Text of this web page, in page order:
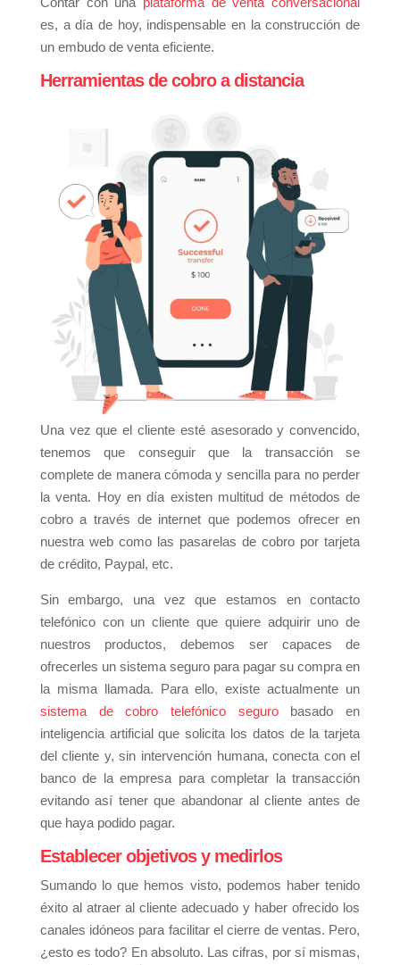
es, a día de hoy, indispensable en la construcción de
un embudo de venta eficiente.
Herramientas de cobro a distancia
Una vez que el cliente esté asesorado y convencido,
tenemos que conseguir que la transacción se
complete de manera cómoda y sencilla para no perder
la venta. Hoy en día existen multitud de métodos de
cobro a través de internet que podemos ofrecer en
nuestra web como las pasarelas de cobro por tarjeta
de crédito, Paypal, etc.
Sin embargo, una vez que estamos en contacto
telefónico con un cliente que quiere adquirir uno de
nuestros productos, debemos ser capaces de
ofrecerles un sistema seguro para pagar su compra en
la misma llamada. Para ello, existe actualmente un
sistema de cobro telefónico segurobasado en
inteligencia artificial que solicita los datos de la tarjeta
del cliente y, sin intervención humana, conecta con el
banco de la empresa para completar la transacción
evitando así tener que abandonar al cliente antes de
que haya podido pagar.
Establecer objetivos y medirlos
Sumando lo que hemos visto, podemos haber tenido
éxito al atraer al cliente adecuado y haber ofrecido los
canales idóneos para facilitar el cierre de ventas. Pero,
¿esto es todo? En absoluto. Las cifras, por sí mismas,